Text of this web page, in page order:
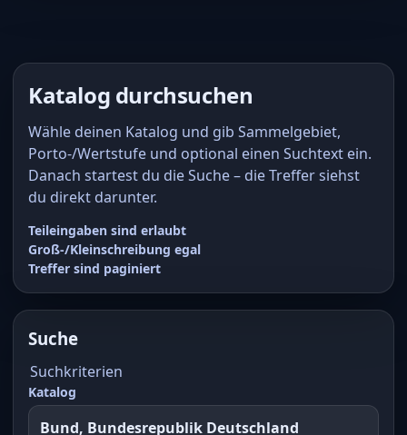
Katalog durchsuchen
Wähle deinen Katalog und gib Sammelgebiet,
Porto-/Wertstufe und optional einen Suchtext ein.
Danach startest du die Suche – die Treffer siehst
du direkt darunter.
Teileingaben sind erlaubt
Groß-/Kleinschreibung egal
Treffer sind paginiert
Suche
Suchkriterien
Katalog